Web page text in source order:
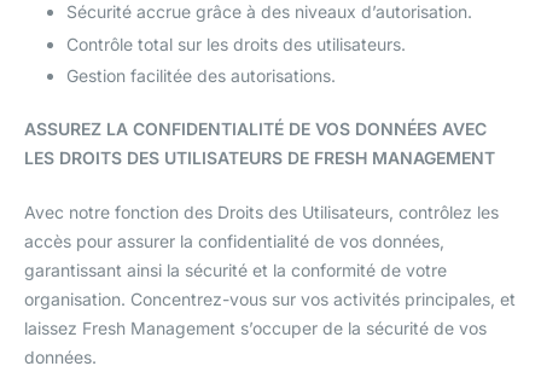
Sécurité accrue grâce à des niveaux d’autorisation.
Contrôle total sur les droits des utilisateurs.
Gestion facilitée des autorisations.
ASSUREZ LA CONFIDENTIALITÉ DE VOS DONNÉES AVEC
LES DROITS DES UTILISATEURS DE FRESH MANAGEMENT
Avec notre fonction des Droits des Utilisateurs, contrôlez les
accès pour assurer la confidentialité de vos données,
garantissant ainsi la sécurité et la conformité de votre
organisation. Concentrez-vous sur vos activités principales, et
laissez Fresh Management s’occuper de la sécurité de vos
données.